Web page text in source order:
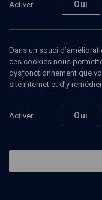
L'exil grec et
la Tora (1/4)
Benny Lévy, de la lettre
Regarder
Activer Oui
Dans un souci
ces cookies nous
dysfonctionnement que
site internet et d’y
Activer Oui